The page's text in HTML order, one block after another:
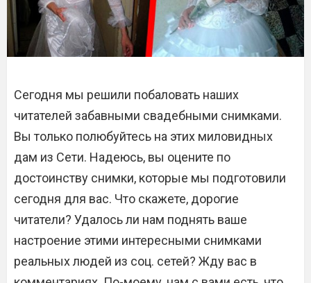
Сегодня мы решили побаловать наших
читателей забавными свадебными снимками.
Вы только полюбуйтесь на этих миловидных
дам из Сети. Надеюсь, вы оцените по
достоинству снимки, которые мы подготовили
сегодня для вас. Что скажете, дорогие
читатели? Удалось ли нам поднять ваше
настроение этими интересными снимками
реальных людей из соц. сетей? Жду вас в